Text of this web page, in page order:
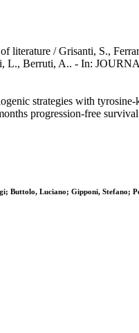
literature / Grisanti, S.,
L., Berruti, A.. - In:
strategies with
progression-free
Luciano; Gipponi, Stefano;